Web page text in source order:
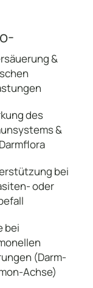
&
des
&
bei
oder
bei
(Darm-
Achse)